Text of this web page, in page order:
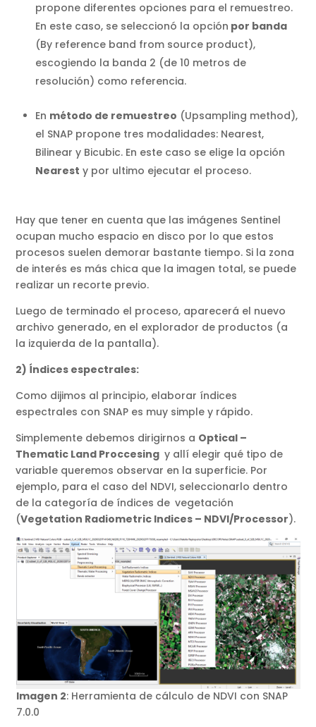
propone diferentes opciones para el remuestreo.
En este caso, se seleccionó la opción por banda
(By reference band from source product),
escogiendo la banda 2 (de 10 metros de
resolución) como referencia.
En método de remuestreo (Upsampling method),
el SNAP propone tres modalidades: Nearest,
Bilinear y Bicubic. En este caso se elige la opción
Nearest y por ultimo ejecutar el proceso.
Hay que tener en cuenta que las imágenes Sentinel
ocupan mucho espacio en disco por lo que estos
procesos suelen demorar bastante tiempo. Si la zona
de interés es más chica que la imagen total, se puede
realizar un recorte previo.
Luego de terminado el proceso, aparecerá el nuevo
archivo generado, en el explorador de productos (a
la izquierda de la pantalla).
2) Índices espectrales:
Como dijimos al principio, elaborar índices
espectrales con SNAP es muy simple y rápido.
Simplemente debemos dirigirnos a Optical –
Thematic Land Proccesing y allí elegir qué tipo de
variable queremos observar en la superficie. Por
ejemplo, para el caso del NDVI, seleccionarlo dentro
de la categoría de índices de vegetación
(Vegetation Radiometric Indices – NDVI/Processor).
Imagen 2: Herramienta de cálculo de NDVI con SNAP
7.0.0